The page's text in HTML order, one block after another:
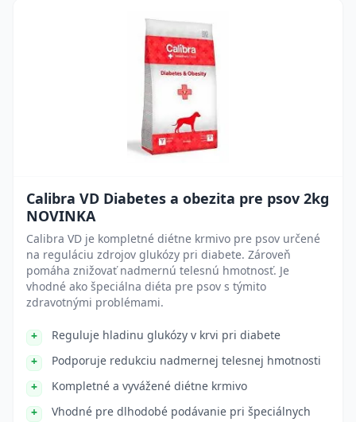
Calibra VD Diabetes a obezita pre psov 2kg
NOVINKA
Calibra VD je kompletné diétne krmivo pre psov určené
na reguláciu zdrojov glukózy pri diabete. Zároveň
pomáha znižovať nadmernú telesnú hmotnosť. Je
vhodné ako špeciálna diéta pre psov s týmito
zdravotnými problémami.
Reguluje hladinu glukózy v krvi pri diabete
Podporuje redukciu nadmernej telesnej hmotnosti
Kompletné a vyvážené diétne krmivo
Vhodné pre dlhodobé podávanie pri špeciálnych